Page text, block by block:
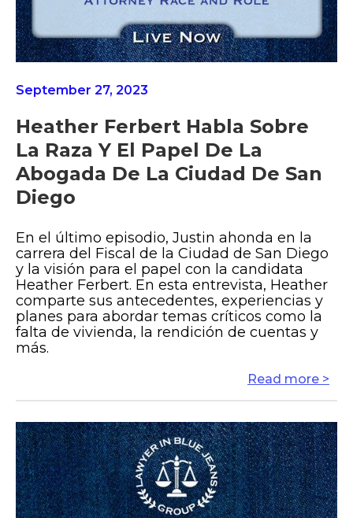
September 27, 2023
Heather Ferbert Habla Sobre
La Raza Y El Papel De La
Abogada De La Ciudad De San
Diego
En el último episodio, Justin ahonda en la
carrera del Fiscal de la Ciudad de San Diego
y la visión para el papel con la candidata
Heather Ferbert. En esta entrevista, Heather
comparte sus antecedentes, experiencias y
planes para abordar temas críticos como la
falta de vivienda, la rendición de cuentas y
más.
Read more >